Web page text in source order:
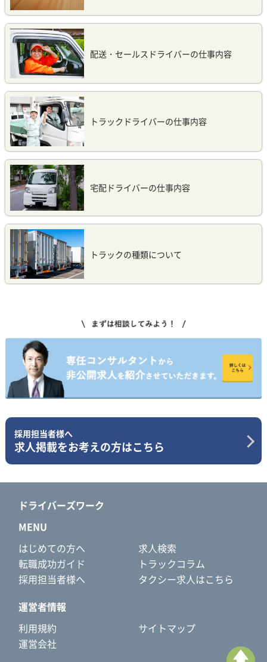
配送・セールスドライバーの仕事内容
トラックドライバーの仕事内容
宅配ドライバーの仕事内容
トラックの種類について
採用担当者様へ
求人掲載をお考えの方はこちら
ドライバーズワーク
MENU
はじめての方へ
求人検索
転職成功ガイド
トラックコラム
採用担当者様へ
タクシー求人はこちら
運営者情報
利用規約
サイトマップ
運営会社